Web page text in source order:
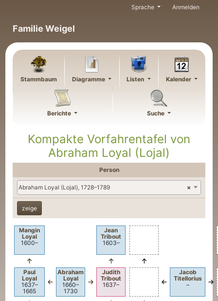
Familie Weigel
Sprache Anmelden
Stammbaum Diagramme Listen Kalender
Berichte Suche
Kompakte Vorfahrentafel von
Abraham Loyal (Lojal)
Person
×
Abraham Loyal (Lojal), 1728–1789
Mangin
Loyal
1600–
Jean
Tribout
1603–
Paul
Loyal
1637–
1665
Abraham
Loyal
1660–
1730
Judith
Tribout
1637–
Jacob
Titellorius
–